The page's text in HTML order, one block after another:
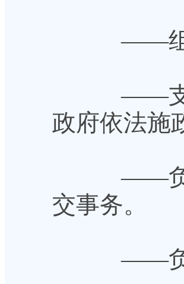
——组建
——支持
政府依法施
——负责
交事务。
——负责